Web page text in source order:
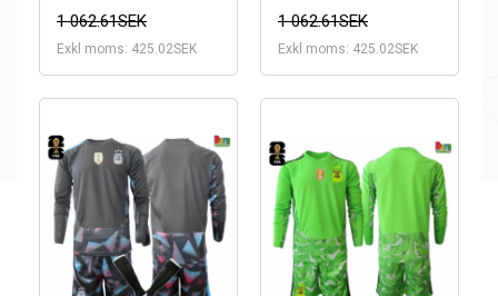
1 062.61SEK
Exkl moms: 425.02SEK
1 062.61SEK
Exkl moms: 425.02SEK